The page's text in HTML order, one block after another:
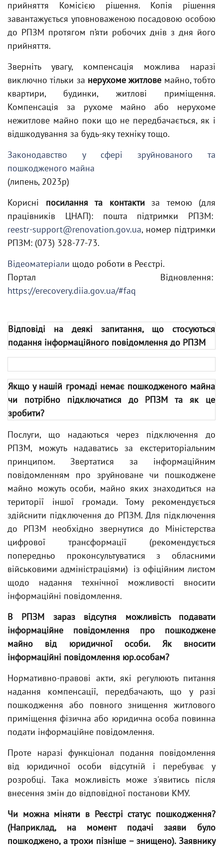
прийняття Комісією рішення. Копія рішення
завантажується уповноваженою посадовою особою
до РПЗМ протягом п’яти робочих днів з дня його
прийняття.
Зверніть увагу, компенсація можлива наразі
виключно тільки за нерухоме житлове майно, тобто
квартири, будинки, житлові приміщення.
Компенсація за рухоме майно або нерухоме
нежитлове майно поки що не передбачається, як і
відшкодування за будь-яку техніку тощо.
Законодавство у сфері зруйнованого та
пошкодженого майна
(липень, 2023р)
Корисні посилання та контактиза темою (для
працівників ЦНАП): пошта підтримки РПЗМ:
reestr-support@renovation.gov.ua, номер підтримки
РПЗМ: (073) 328-77-73.
Відеоматеріали щодо роботи в Реєстрі.
Портал Відновлення:
https://erecovery.diia.gov.ua/#faq
Відповіді на деякі запитання, що стосуються
подання інформаційного повідомлення до РПЗМ
Якщо у нашій громаді немає пошкодженого майна
чи потрібно підключатися до РПЗМ та як це
зробити?
Послуги, що надаються через підключення до
РПЗМ, можуть надаватись за екстериторіальним
принципом. Звертатися за інформаційним
повідомленням про зруйноване чи пошкоджене
майно можуть особи, майно яких знаходиться на
території іншої громади. Тому рекомендується
здійснити підключення до РПЗМ. Для підключення
до РПЗМ необхідно звернутися до Міністерства
цифрової трансформації (рекомендується
попередньо проконсультуватися з обласними
військовими адміністраціями) із офіційним листом
щодо надання технічної можливості вносити
інформаційні повідомлення.
В РПЗМ зараз відсутня можливість подавати
інформаційне повідомлення про пошкоджене
майно від юридичної особи. Як вносити
інформаційні повідомлення юр.особам?
Нормативно-правові акти, які регулюють питання
надання компенсації, передбачають, що у разі
пошкодження або повного знищення житлового
приміщення фізична або юридична особа повинна
подати інформаційне повідомлення.
Проте наразі функціонал подання повідомлення
від юридичної особи відсутній і перебуває у
розробці. Така можливість може з'явитись після
внесення змін до відповідної постанови КМУ.
Чи можна міняти в Реєстрі статус пошкодження?
(Наприклад, на момент подачі заяви було
пошкоджено, а трохи пізніше – знищено). Заявнику